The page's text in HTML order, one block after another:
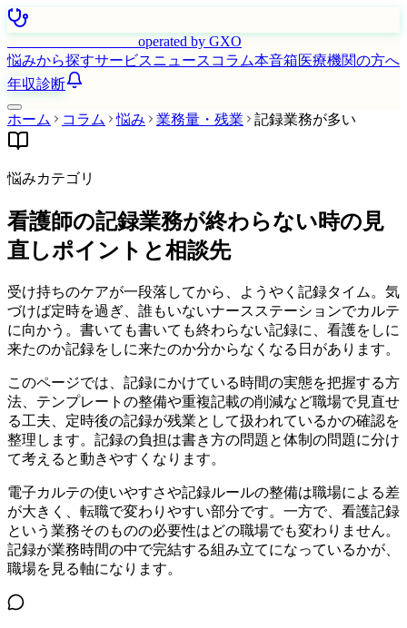
operated by GXO
悩みから探すサービスニュース コラム本音箱医療機関の方へ
年収診断
ホーム コラム 悩み 業務量・残業 記録業務が多い
悩みカテゴリ
看護師の記録業務が終わらない時の見
直しポイントと相談先
受け持ちのケアが一段落してから、ようやく記録タイム。気
づけば定時を過ぎ、誰もいないナースステーションでカルテ
に向かう。書いても書いても終わらない記録に、看護をしに
来たのか記録をしに来たのか分からなくなる日があります。
このページでは、記録にかけている時間の実態を把握する方
法、テンプレートの整備や重複記載の削減など職場で見直せ
る工夫、定時後の記録が残業として扱われているかの確認を
整理します。記録の負担は書き方の問題と体制の問題に分け
て考えると動きやすくなります。
電子カルテの使いやすさや記録ルールの整備は職場による差
が大きく、転職で変わりやすい部分です。一方で、看護記録
という業務そのものの必要性はどの職場でも変わりません。
記録が業務時間の中で完結する組み立てになっているかが、
職場を見る軸になります。